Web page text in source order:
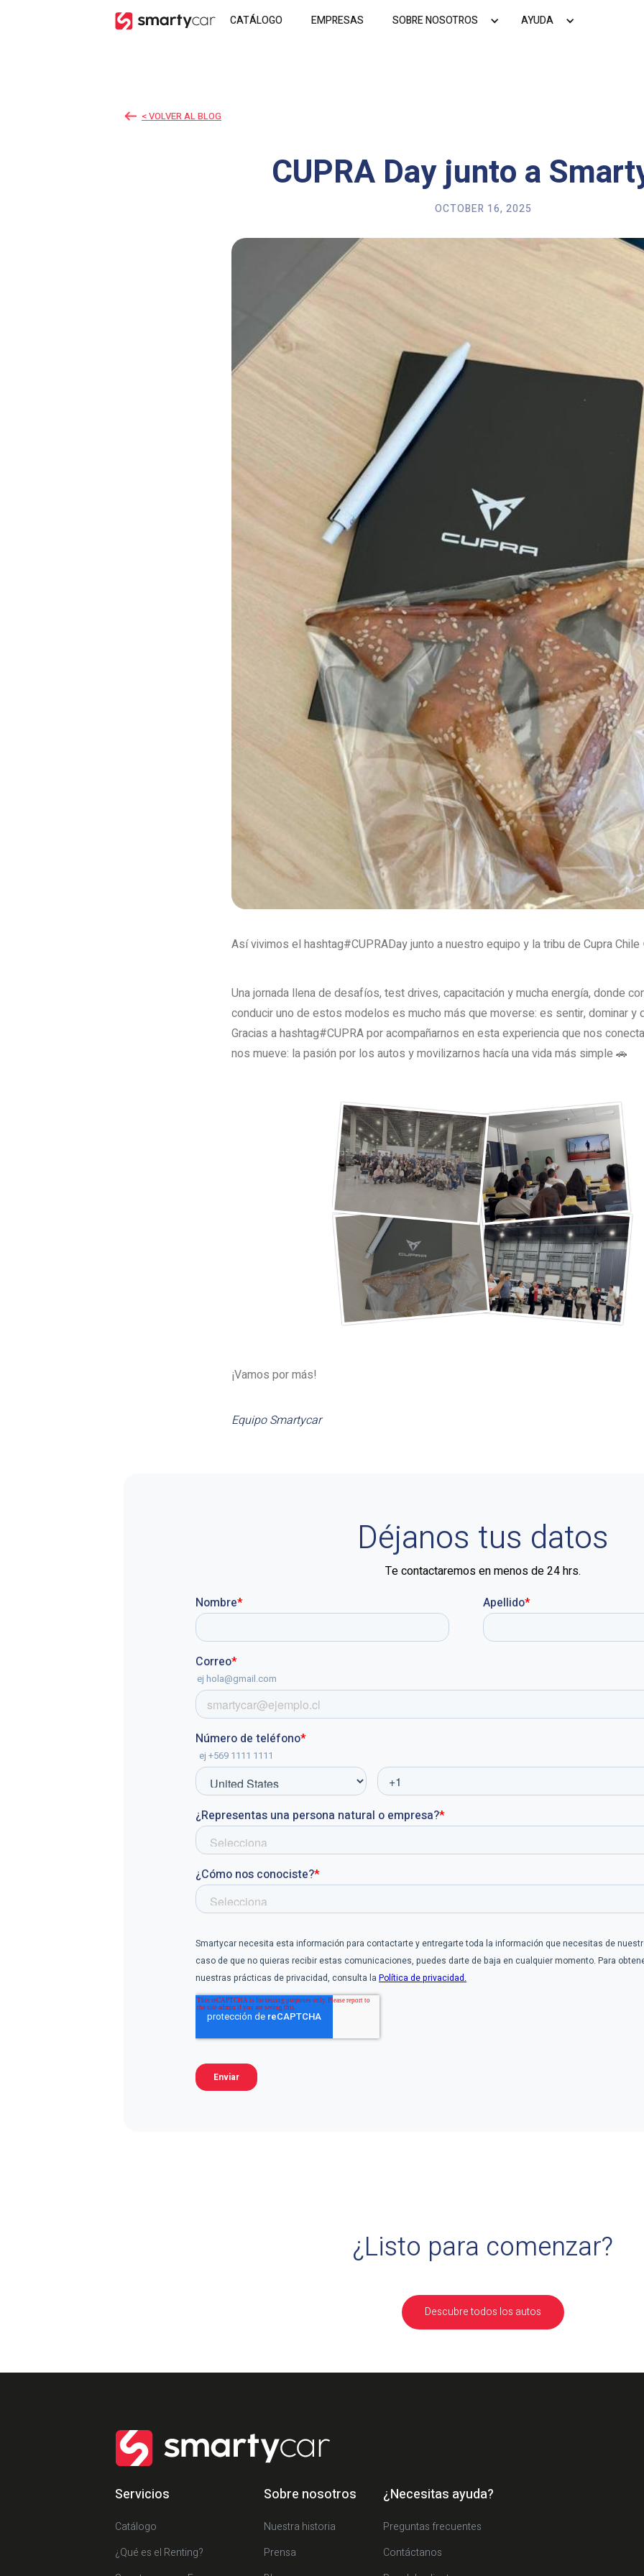
CATÁLOGO EMPRESAS SOBRE NOSOTROS AYUDA
< VOLVER AL BLOG
CUPRA Day junto a
OCTOBER 16, 2025
Así vivimos el hashtag#CUPRADayjunto a nuestro equipo y la tribu de Cupra Chile
Una jornada llena de desafíos, test drives, capacitación y mucha energía, donde
conducir uno de estos modelos es mucho más que moverse: es sentir, dominar y
Gracias ahashtag#CUPRApor acompañarnos en esta experiencia que nos
nos mueve: la pasión por los autos y movilizarnos hacía una vida más simple 🚗
¡Vamos por más!
Equipo Smartycar
Déjanos tus datos
Te contactaremos en menos de 24 hrs.
¿Listo para comenzar?
Descubre todos los autos
Servicios
Catálogo
¿Qué es el Renting?
Sobre nosotros
Nuestra historia
Prensa
¿Necesitas ayuda?
Preguntas frecuentes
Contáctanos